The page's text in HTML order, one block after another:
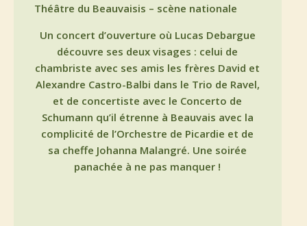
Théâtre du Beauvaisis – scène nationale
Un concert d’ouverture où Lucas Debargue
découvre ses deux visages : celui de
chambriste avec ses amis les frères David et
Alexandre Castro-Balbi dans le Trio de Ravel,
et de concertiste avec le Concerto de
Schumann qu’il étrenne à Beauvais avec la
complicité de l’Orchestre de Picardie et de
sa cheffe Johanna Malangré. Une soirée
panachée à ne pas manquer !